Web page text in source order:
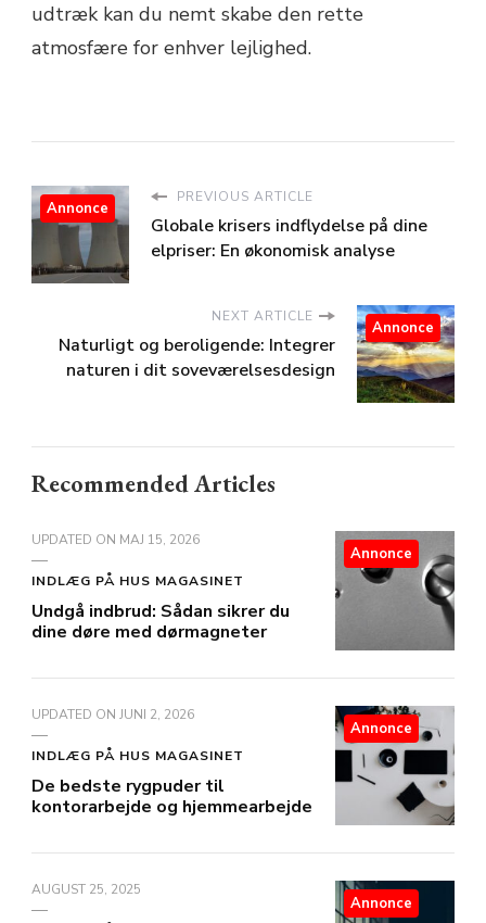
udtræk kan du nemt skabe den rette
atmosfære for enhver lejlighed.
PREVIOUS ARTICLE
Globale krisers indflydelse på dine
elpriser: En økonomisk analyse
Annonce
NEXT ARTICLE
Naturligt og beroligende: Integrer
naturen i dit soveværelsesdesign
Annonce
Recommended Articles
UPDATED ON MAJ 15, 2026
INDLÆG PÅ HUS MAGASINET
Undgå indbrud: Sådan sikrer du
dine døre med dørmagneter
Annonce
UPDATED ON JUNI 2, 2026
INDLÆG PÅ HUS MAGASINET
De bedste rygpuder til
kontorarbejde og hjemmearbejde
Annonce
AUGUST 25, 2025
Annonce